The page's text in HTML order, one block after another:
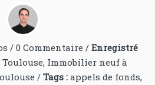
/ 0 Commentaire / Enregistré
, Immobilier neuf à
/ Tags : appels de fonds,